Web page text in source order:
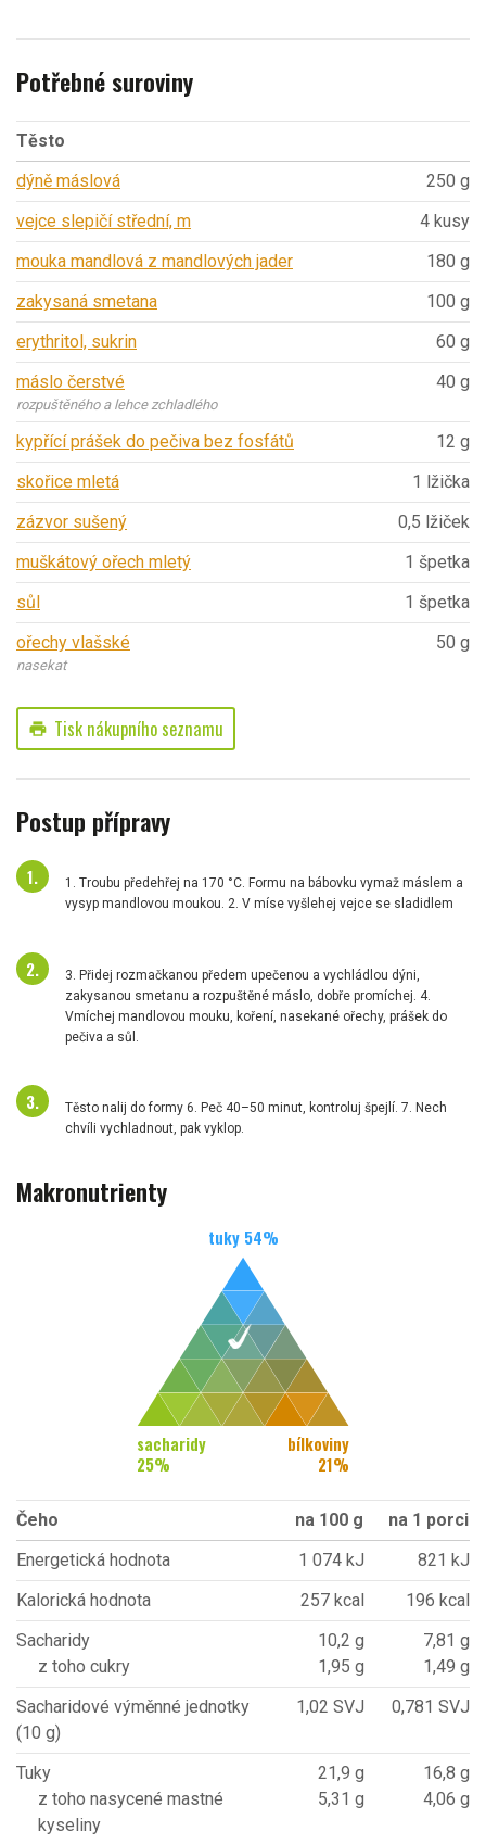
Potřebné suroviny
Těsto
dýně máslová
250 g
vejce slepičí střední, m
4 kusy
mouka mandlová z mandlových jader
180 g
zakysaná smetana
100 g
erythritol, sukrin
60 g
máslo čerstvé
rozpuštěného a lehce zchladlého
40 g
kypřící prášek do pečiva bez fosfátů
12 g
skořice mletá
1 lžička
zázvor sušený
0,5 lžiček
muškátový ořech mletý
1 špetka
sůl
1 špetka
ořechy vlašské
nasekat
50 g
print Tisk nákupního seznamu
Postup přípravy
1. Troubu předehřej na 170 °C. Formu na bábovku vymaž máslem a
vysyp mandlovou moukou. 2. V míse vyšlehej vejce se sladidlem
3. Přidej rozmačkanou předem upečenou a vychládlou dýni,
zakysanou smetanu a rozpuštěné máslo, dobře promíchej. 4.
Vmíchej mandlovou mouku, koření, nasekané ořechy, prášek do
pečiva a sůl.
Těsto nalij do formy 6. Peč 40–50 minut, kontroluj špejlí. 7. Nech
chvíli vychladnout, pak vyklop.
Makronutrienty
tuky 54%
sacharidy
25%
bílkoviny
21%
Čeho na 100 g
na 1 porci
Energetická hodnota
1 074 kJ
821 kJ
Kalorická hodnota
257 kcal
196 kcal
Sacharidy
z toho cukry
10,2 g
1,95 g
7,81 g
1,49 g
Sacharidové výměnné jednotky
(10 g)
1,02 SVJ 0,781 SVJ
Tuky
z toho nasycené mastné
kyseliny
21,9 g
5,31 g
16,8 g
4,06 g